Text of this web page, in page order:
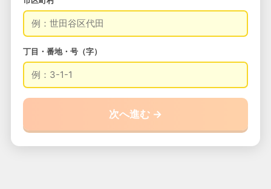
丁目・番地・号（字）
次へ進む →